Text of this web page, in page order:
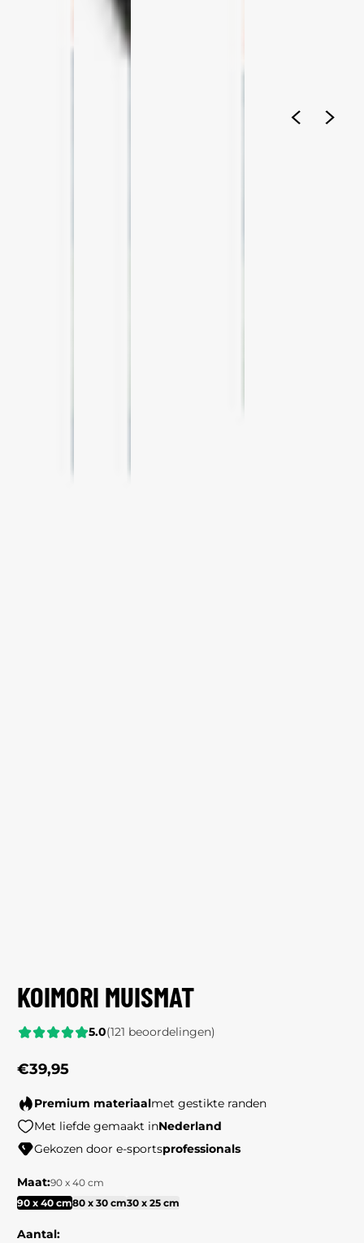
KOIMORI MUISMAT
5.0(121 beoordelingen)
Reguliere
prijs
€39,95
Premium materiaalmet gestikte randen
Met liefde gemaakt inNederland
Gekozen door e-sportsprofessionals
Maat:90 x 40 cm
90 x 40 cm80 x 30 cm30 x 25 cm
Aantal: